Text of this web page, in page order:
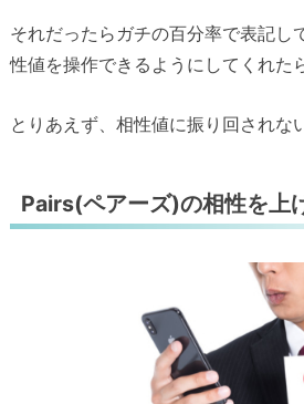
それだったらガチの百分率で表記し
性値を操作できるようにしてくれた
とりあえず、相性値に振り回されな
Pairs(ペアーズ)の相性を上